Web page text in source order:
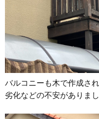
バルコニーも木で作成さ
劣化などの不安がありまし